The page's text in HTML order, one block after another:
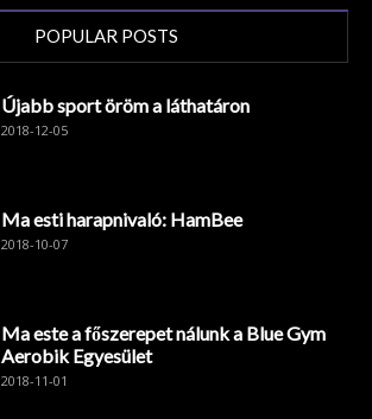
POPULAR POSTS
Újabb sport öröm a láthatáron
2018-12-05
Ma esti harapnivaló: HamBee
2018-10-07
Ma este a főszerepet nálunk a Blue Gym
Aerobik Egyesület
2018-11-01